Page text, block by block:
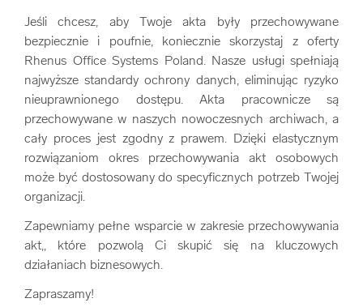
Jeśli chcesz, aby Twoje akta były przechowywane
bezpiecznie i poufnie, koniecznie skorzystaj z oferty
Rhenus Office Systems Poland. Nasze usługi spełniają
najwyższe standardy ochrony danych, eliminując ryzyko
nieuprawnionego dostępu. Akta pracownicze są
przechowywane w naszych nowoczesnych archiwach, a
cały proces jest zgodny z prawem. Dzięki elastycznym
rozwiązaniom okres przechowywania akt osobowych
może być dostosowany do specyficznych potrzeb Twojej
organizacji.
Zapewniamy pełne wsparcie w zakresie przechowywania
akt,, które pozwolą Ci skupić się na kluczowych
działaniach biznesowych.
Zapraszamy!